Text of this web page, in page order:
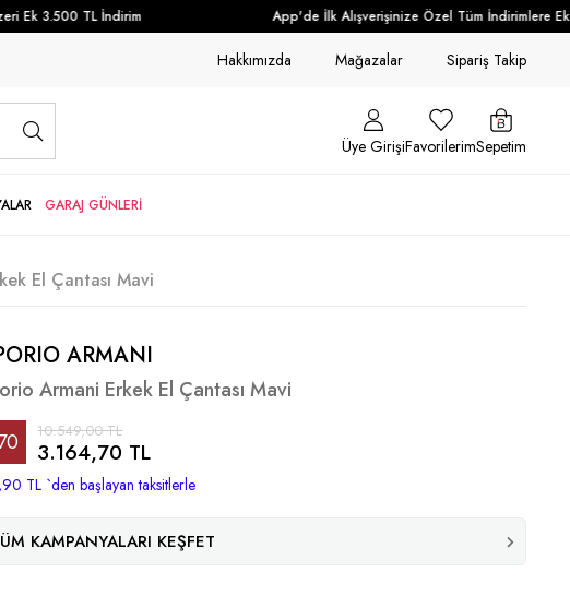
Ek 3.500 TL İndirim App'de İlk Alışverişinize Özel Tüm İndirimlere Ek
Hakkımızda Mağazalar Sipariş Takip
Üye GirişiFavorilerimSepetim
GARAJ GÜNLERİ
El Çantası Mavi
ARMANI
Armani Erkek El Çantası Mavi
10.549,00 TL
3.164,70 TL
TL `den başlayan taksitlerle
KAMPANYALARI KEŞFET